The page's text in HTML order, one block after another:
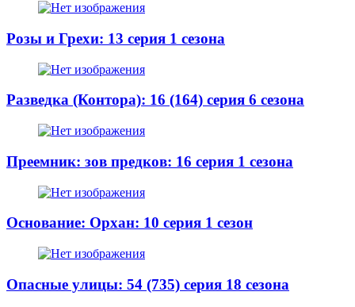
Розы и Грехи: 13 серия 1 сезона
Разведка (Контора): 16 (164) серия 6 сезона
Преемник: зов предков: 16 серия 1 сезона
Основание: Орхан: 10 серия 1 сезон
Опасные улицы: 54 (735) серия 18 сезона